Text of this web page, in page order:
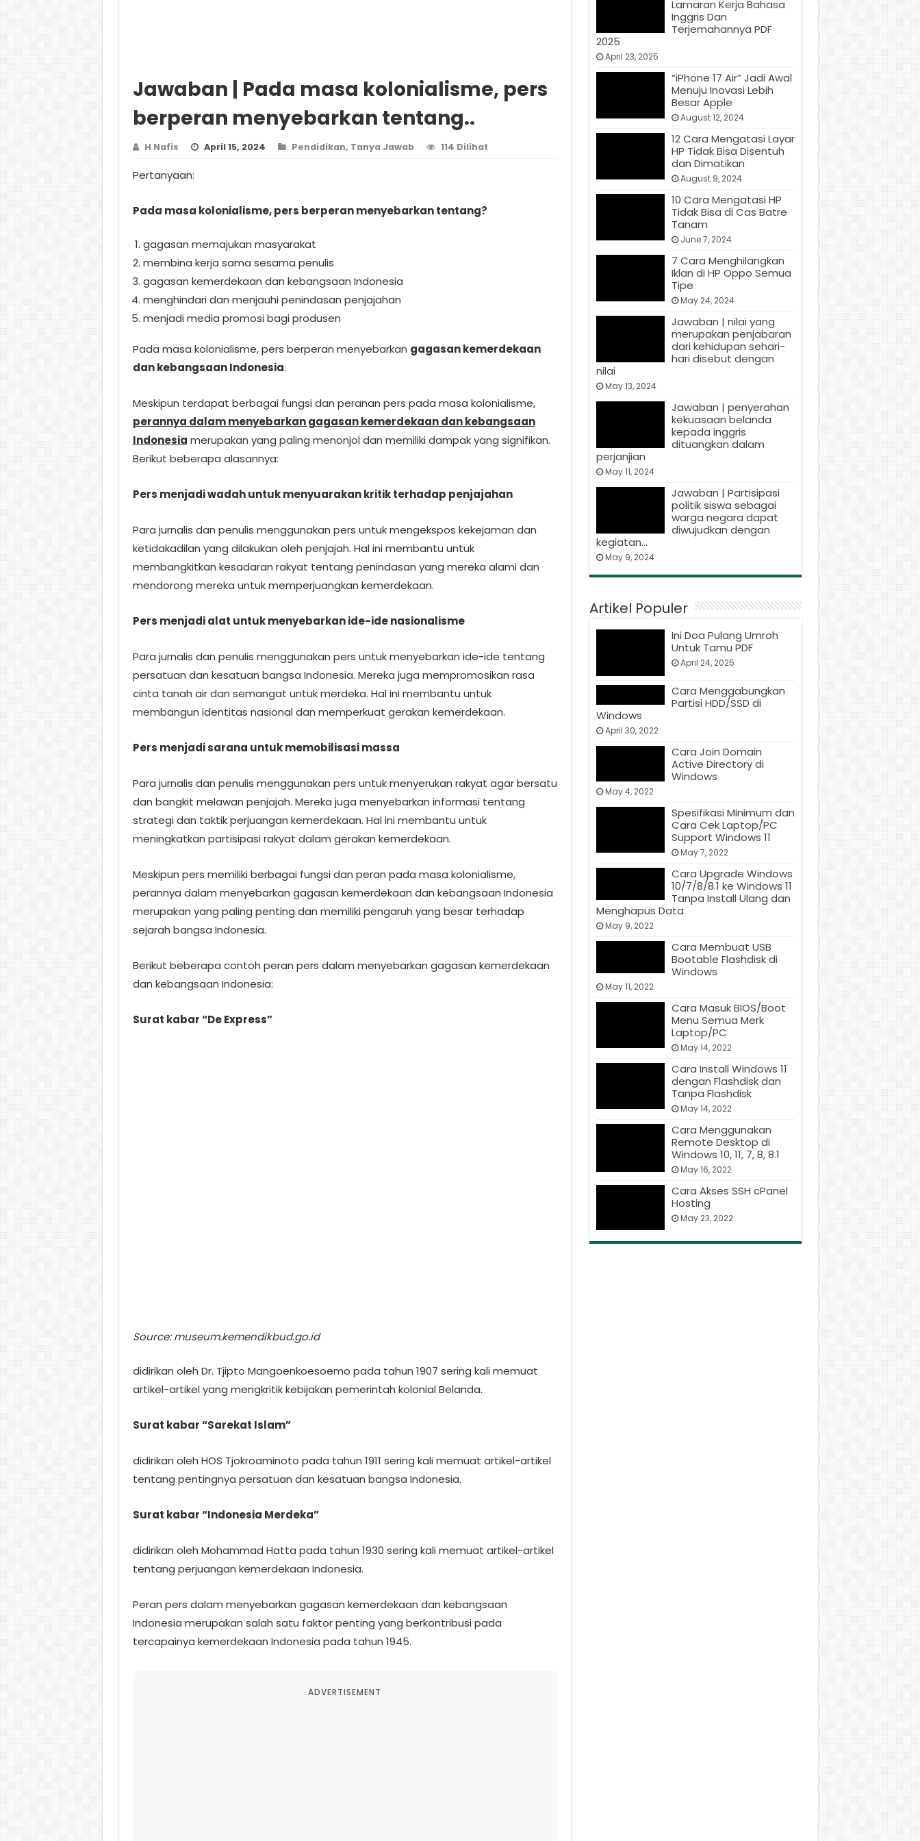
Jawaban | Pada masa kolonialisme, pers
berperan menyebarkan tentang..
H Nafis April 15, 2024 Pendidikan, Tanya Jawab 114 Dilihat
Pertanyaan:
Pada masa kolonialisme, pers berperan menyebarkan tentang?
gagasan memajukan masyarakat
membina kerja sama sesama penulis
gagasan kemerdekaan dan kebangsaan Indonesia
menghindari dan menjauhi penindasan penjajahan
menjadi media promosi bagi produsen
Pada masa kolonialisme, pers berperan menyebarkan gagasan kemerdekaan
dan kebangsaan Indonesia.
Meskipun terdapat berbagai fungsi dan peranan pers pada masa kolonialisme,
perannya dalam menyebarkan gagasan kemerdekaan dan kebangsaan
Indonesia merupakan yang paling menonjol dan memiliki dampak yang signifikan.
Berikut beberapa alasannya:
Pers menjadi wadah untuk menyuarakan kritik terhadap penjajahan
Para jurnalis dan penulis menggunakan pers untuk mengekspos kekejaman dan
ketidakadilan yang dilakukan oleh penjajah. Hal ini membantu untuk
membangkitkan kesadaran rakyat tentang penindasan yang mereka alami dan
mendorong mereka untuk memperjuangkan kemerdekaan.
Pers menjadi alat untuk menyebarkan ide-ide nasionalisme
Para jurnalis dan penulis menggunakan pers untuk menyebarkan ide-ide tentang
persatuan dan kesatuan bangsa Indonesia. Mereka juga mempromosikan rasa
cinta tanah air dan semangat untuk merdeka. Hal ini membantu untuk
membangun identitas nasional dan memperkuat gerakan kemerdekaan.
Pers menjadi sarana untuk memobilisasi massa
Para jurnalis dan penulis menggunakan pers untuk menyerukan rakyat agar bersatu
dan bangkit melawan penjajah. Mereka juga menyebarkan informasi tentang
strategi dan taktik perjuangan kemerdekaan. Hal ini membantu untuk
meningkatkan partisipasi rakyat dalam gerakan kemerdekaan.
Meskipun pers memiliki berbagai fungsi dan peran pada masa kolonialisme,
perannya dalam menyebarkan gagasan kemerdekaan dan kebangsaan Indonesia
merupakan yang paling penting dan memiliki pengaruh yang besar terhadap
sejarah bangsa Indonesia.
Berikut beberapa contoh peran pers dalam menyebarkan gagasan kemerdekaan
dan kebangsaan Indonesia:
Surat kabar “De Express”
Source: museum.kemendikbud.go.id
didirikan oleh Dr. Tjipto Mangoenkoesoemo pada tahun 1907 sering kali memuat
artikel-artikel yang mengkritik kebijakan pemerintah kolonial Belanda.
Surat kabar “Sarekat Islam”
didirikan oleh HOS Tjokroaminoto pada tahun 1911 sering kali memuat artikel-artikel
tentang pentingnya persatuan dan kesatuan bangsa Indonesia.
Surat kabar “Indonesia Merdeka”
didirikan oleh Mohammad Hatta pada tahun 1930 sering kali memuat artikel-artikel
tentang perjuangan kemerdekaan Indonesia.
Peran pers dalam menyebarkan gagasan kemerdekaan dan kebangsaan
Indonesia merupakan salah satu faktor penting yang berkontribusi pada
tercapainya kemerdekaan Indonesia pada tahun 1945.
ADVERTISEMENT
Lamaran Kerja Bahasa
Inggris Dan
Terjemahannya PDF
2025
April 23, 2025
“iPhone 17 Air” Jadi Awal
Menuju Inovasi Lebih
Besar Apple
August 12, 2024
12 Cara Mengatasi Layar
HP Tidak Bisa Disentuh
dan Dimatikan
August 9, 2024
10 Cara Mengatasi HP
Tidak Bisa di Cas Batre
Tanam
June 7, 2024
7 Cara Menghilangkan
Iklan di HP Oppo Semua
Tipe
May 24, 2024
Jawaban | nilai yang
merupakan penjabaran
dari kehidupan sehari-
hari disebut dengan
nilai
May 13, 2024
Jawaban | penyerahan
kekuasaan belanda
kepada inggris
dituangkan dalam
perjanjian
May 11, 2024
Jawaban | Partisipasi
politik siswa sebagai
warga negara dapat
diwujudkan dengan
kegiatan…
May 9, 2024
Artikel Populer
Ini Doa Pulang Umroh
Untuk Tamu PDF
April 24, 2025
Cara Menggabungkan
Partisi HDD/SSD di
Windows
April 30, 2022
Cara Join Domain
Active Directory di
Windows
May 4, 2022
Spesifikasi Minimum dan
Cara Cek Laptop/PC
Support Windows 11
May 7, 2022
Cara Upgrade Windows
10/7/8/8.1 ke Windows 11
Tanpa Install Ulang dan
Menghapus Data
May 9, 2022
Cara Membuat USB
Bootable Flashdisk di
Windows
May 11, 2022
Cara Masuk BIOS/Boot
Menu Semua Merk
Laptop/PC
May 14, 2022
Cara Install Windows 11
dengan Flashdisk dan
Tanpa Flashdisk
May 14, 2022
Cara Menggunakan
Remote Desktop di
Windows 10, 11, 7, 8, 8.1
May 16, 2022
Cara Akses SSH cPanel
Hosting
May 23, 2022